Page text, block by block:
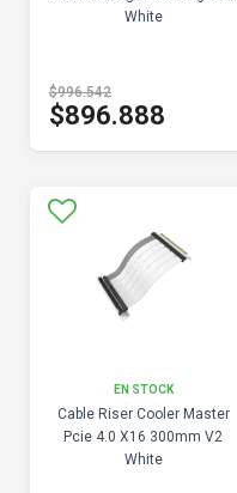
White
$996.542
$896.888
EN STOCK
Cable Riser Cooler Master
Pcie 4.0 X16 300mm V2
White